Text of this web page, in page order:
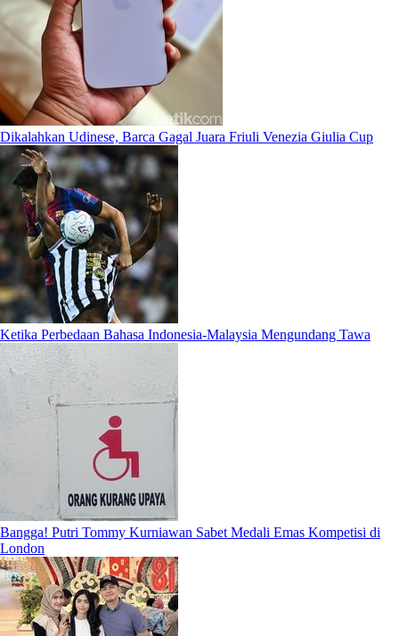
Dikalahkan Udinese, Barca Gagal Juara Friuli Venezia Giulia Cup
Ketika Perbedaan Bahasa Indonesia-Malaysia Mengundang Tawa
Bangga! Putri Tommy Kurniawan Sabet Medali Emas Kompetisi di
London